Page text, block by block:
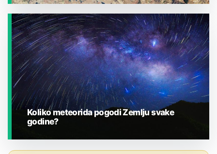
JESTE LI ZNALI?
Koliko meteorida pogodi Zemlju svake
godine?